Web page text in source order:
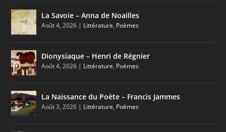
La Savoie – Anna de Noailles
Août 4, 2026 | Littérature, Poèmes
Dionysiaque – Henri de Régnier
Août 4, 2026 | Littérature, Poèmes
La Naissance du Poète – Francis Jammes
Août 3, 2026 | Littérature, Poèmes